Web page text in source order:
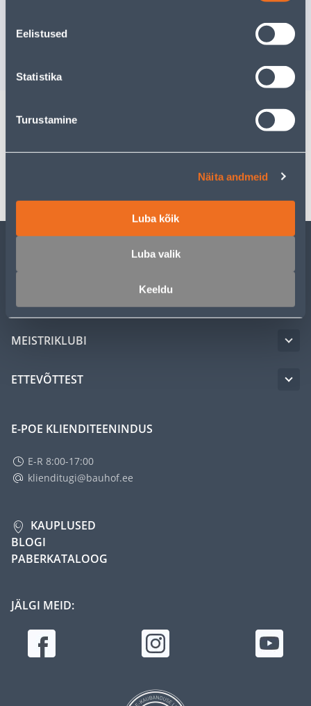
Eelistused
Statistika
Turustamine
Näita andmeid
Luba kõik
Luba valik
Keeldu
PESA
MUST
MEISTRIKLUBI
ETTEVÕTTEST
E-POE KLIENDITEENINDUS
E-R 8:00-17:00
klienditugi@bauhof.ee
KAUPLUSED
BLOGI
PABERKATALOOG
JÄLGI MEID: